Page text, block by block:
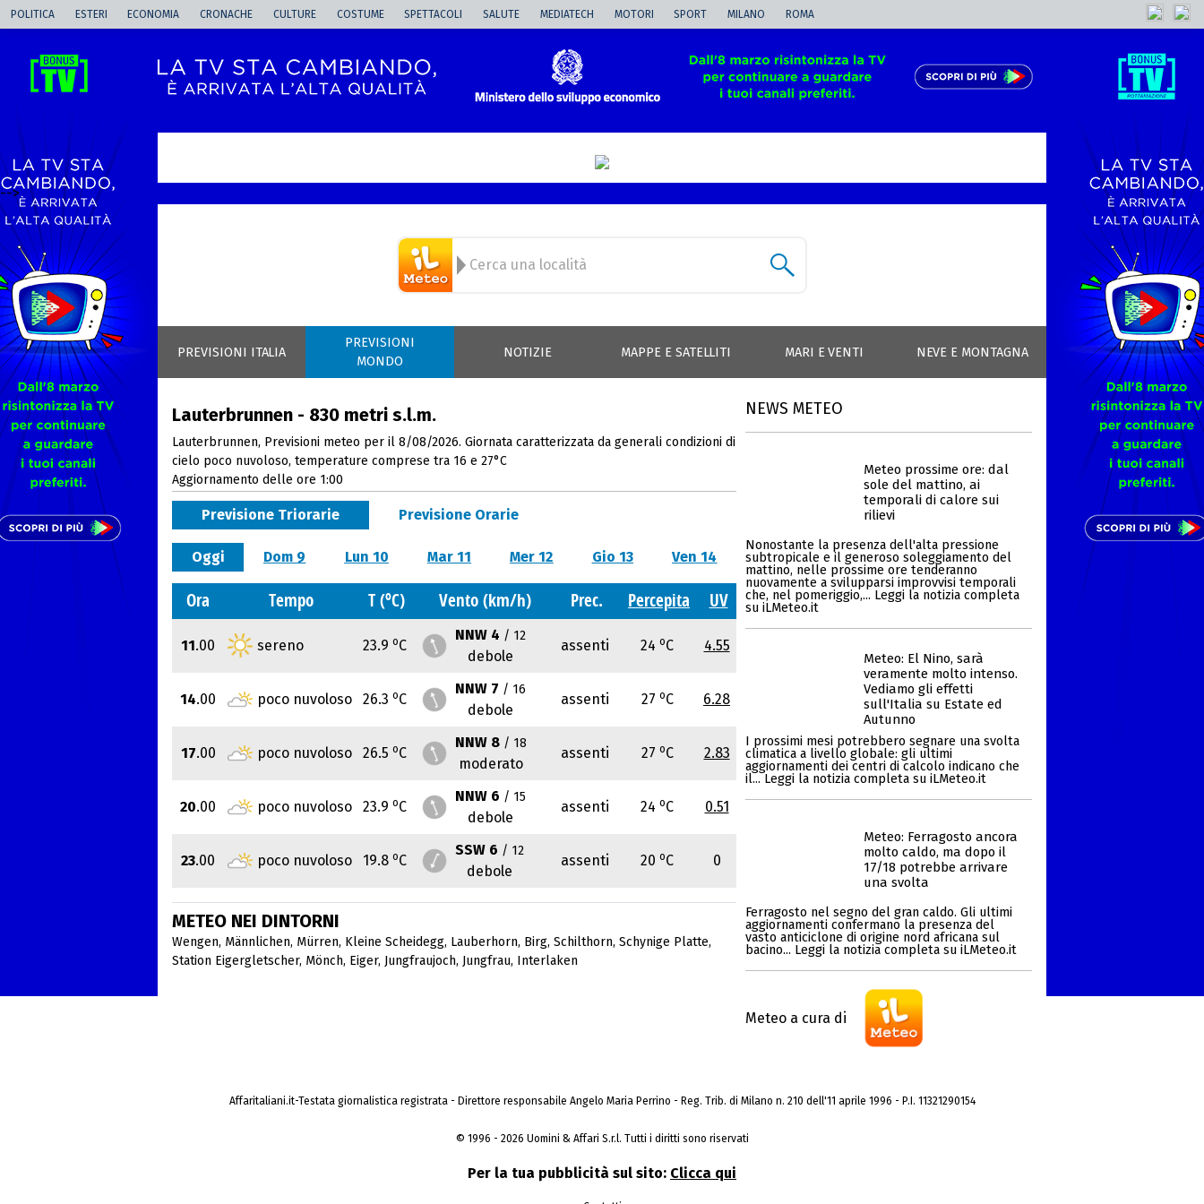
POLITICA ESTERI ECONOMIA CRONACHE CULTURE COSTUME SPETTACOLI SALUTE MEDIATECH MOTORI SPORT MILANO ROMA
-->
PREVISIONI ITALIA
PREVISIONI
MONDO
NOTIZIE MAPPE E SATELLITI MARI E VENTI NEVE E MONTAGNA
Lauterbrunnen - 830 metri s.l.m.
Lauterbrunnen, Previsioni meteo per il 8/08/2026. Giornata caratterizzata da generali condizioni di
cielo poco nuvoloso, temperature comprese tra 16 e 27°C
Aggiornamento delle ore 1:00
Previsione Triorarie Previsione Orarie
Oggi Dom 9 Lun 10 Mar 11 Mer 12 Gio 13 Ven 14
Ora Tempo T (oC) Vento (km/h) Prec. Percepita UV
11.00 sereno 23.9 oC
NNW 4 / 12
debole
assenti 24 oC 4.55
14.00 poco nuvoloso 26.3 oC
NNW 7 / 16
debole
assenti 27 oC 6.28
17.00 poco nuvoloso 26.5 oC
NNW 8 / 18
moderato
assenti 27 oC 2.83
20.00 poco nuvoloso 23.9 oC
NNW 6 / 15
debole
assenti 24 oC 0.51
23.00 poco nuvoloso 19.8 oC
SSW 6 / 12
debole
assenti 20 oC 0
METEO NEI DINTORNI
Wengen, Männlichen, Mürren, Kleine Scheidegg, Lauberhorn, Birg, Schilthorn, Schynige Platte,
Station Eigergletscher, Mönch, Eiger, Jungfraujoch, Jungfrau, Interlaken
NEWS METEO
Meteo prossime ore: dal
sole del mattino, ai
temporali di calore sui
rilievi
Nonostante la presenza dell'alta pressione
subtropicale e il generoso soleggiamento del
mattino, nelle prossime ore tenderanno
nuovamente a svilupparsi improvvisi temporali
che, nel pomeriggio,... Leggi la notizia completa
su iLMeteo.it
Meteo: El Nino, sarà
veramente molto intenso.
Vediamo gli effetti
sull'Italia su Estate ed
Autunno
I prossimi mesi potrebbero segnare una svolta
climatica a livello globale: gli ultimi
aggiornamenti dei centri di calcolo indicano che
il... Leggi la notizia completa su iLMeteo.it
Meteo: Ferragosto ancora
molto caldo, ma dopo il
17/18 potrebbe arrivare
una svolta
Ferragosto nel segno del gran caldo. Gli ultimi
aggiornamenti confermano la presenza del
vasto anticiclone di origine nord africana sul
bacino... Leggi la notizia completa su iLMeteo.it
Meteo a cura di
Affaritaliani.it-Testata giornalistica registrata - Direttore responsabile Angelo Maria Perrino - Reg. Trib. di Milano n. 210 dell'11 aprile 1996 - P.I. 11321290154
© 1996 - 2026 Uomini & Affari S.r.l. Tutti i diritti sono riservati
Per la tua pubblicità sul sito: Clicca qui